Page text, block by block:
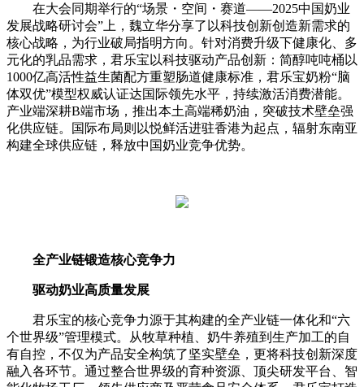
在大会同期举行的“场景・空间・赛道——2025中国奶业
发展战略研讨会”上，魏立华分享了以科技创新创造新需求的
核心战略，为行业破局指明方向。针对消费升级下健康化、多
元化的乳品需求，君乐宝以科技驱动产品创新：简醇吨吨桶以
1000亿高活性益生菌配方重塑肠道健康标准，君乐宝奶粉“脑
体双优”模型权威认证达国际领先水平，持续激活消费潜能。
产业端深耕B端市场，推出本土高端稀奶油，突破技术壁垒强
化供应链。国际布局则以悦鲜活进驻香港为起点，辐射东南亚
构建全球供应链，释放中国奶业竞争优势。
全产业链锻造核心竞争力
驱动奶业高质量发展
君乐宝的核心竞争力源于其构建的全产业链一体化和“六
个世界级”管理模式。从牧草种植、奶牛养殖到生产加工的自
有自控，不仅为产品安全构筑了坚实壁垒，更将科技创新深度
融入各环节。通过整合世界级的育种资源、顶尖研发平台、智